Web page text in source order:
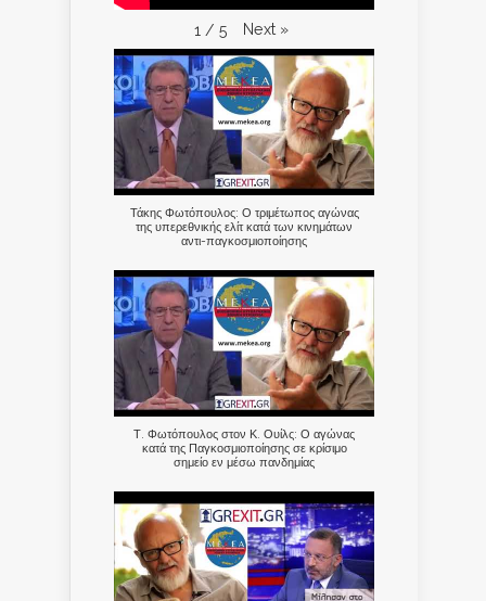
1 / 5 Next »
Τάκης Φωτόπουλος: Ο τριμέτωπος αγώνας
της υπερεθνικής ελίτ κατά των κινημάτων
αντι-παγκοσμιοποίησης
Τ. Φωτόπουλος στον Κ. Ουίλς: Ο αγώνας
κατά της Παγκοσμιοποίησης σε κρίσιμο
σημείο εν μέσω πανδημίας